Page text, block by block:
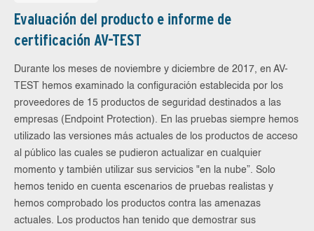
Evaluación del producto e informe de
certificación AV-TEST
Durante los meses de noviembre y diciembre de 2017, en AV-
TEST hemos examinado la configuración establecida por los
proveedores de 15 productos de seguridad destinados a las
empresas (Endpoint Protection). En las pruebas siempre hemos
utilizado las versiones más actuales de los productos de acceso
al público las cuales se pudieron actualizar en cualquier
momento y también utilizar sus servicios "en la nube”. Solo
hemos tenido en cuenta escenarios de pruebas realistas y
hemos comprobado los productos contra las amenazas
actuales. Los productos han tenido que demostrar sus